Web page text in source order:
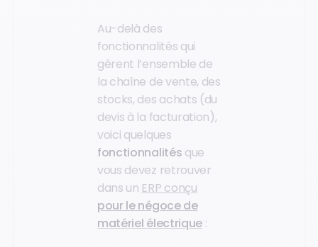
Au-delà des
fonctionnalités qui
gèrent l’ensemble de
la chaîne de vente, des
stocks, des achats (du
devis à la facturation),
voici quelques
fonctionnalités que
vous devez retrouver
dans un ERP conçu
pour le négoce de
matériel électrique: